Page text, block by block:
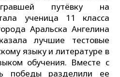
путёвку на
ученица 11 класса
Аральска Ангелина
лучшие тестовые
языку и литературе в
обучения. Вместе с
победы разделили ее